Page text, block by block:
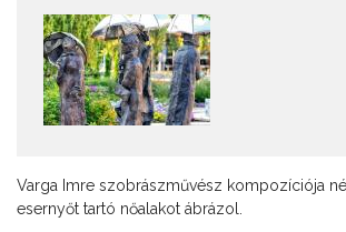
Varga Imre szobrászművész kompozíciója
esernyőt tartó nőalakot ábrázol.